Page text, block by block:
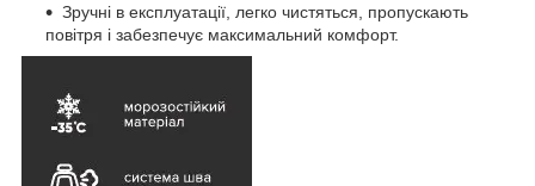
Зручні в експлуатації, легко чистяться, пропускають
повітря і забезпечує максимальний комфорт.